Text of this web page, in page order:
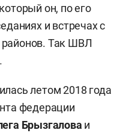
он, по его
и встречах с
Так ШВЛ
летом 2018 года
федерации
Брызгалова и